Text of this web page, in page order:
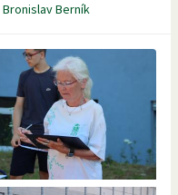
Bronislav Berník